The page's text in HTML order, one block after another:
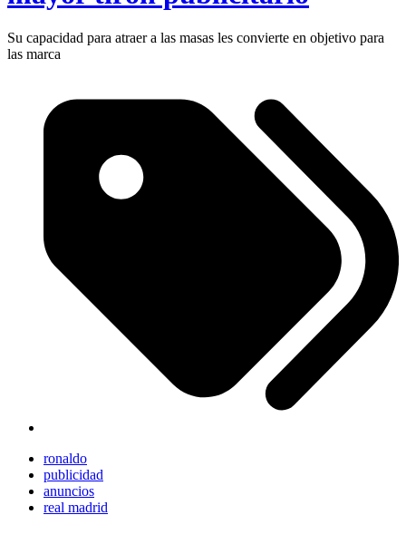
Su capacidad para atraer a las masas les convierte en objetivo para
las marca
ronaldo
publicidad
anuncios
real madrid